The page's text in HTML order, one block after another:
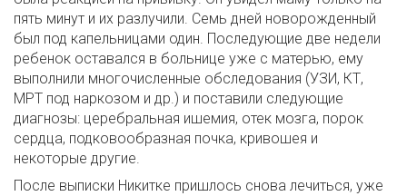
пять минут и их разлучили. Семь дней новорожденный
был под капельницами один. Последующие две недели
ребенок оставался в больнице уже с матерью, ему
выполнили многочисленные обследования (УЗИ, КТ,
МРТ под наркозом и др.) и поставили следующие
диагнозы: церебральная ишемия, отек мозга, порок
сердца, подковообразная почка, кривошея и
некоторые другие.
После выписки Никитке пришлось снова лечиться, уже